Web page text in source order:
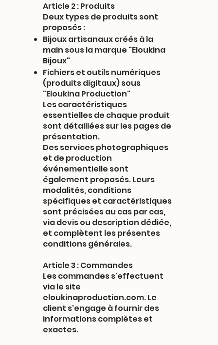
Article 2 : Produits
Deux types de produits sont
proposés :
Bijoux artisanaux créés à la
main sous la marque "Eloukina
Bijoux"
Fichiers et outils numériques
(produits digitaux) sous
"Eloukina Production"
Les caractéristiques
essentielles de chaque produit
sont détaillées sur les pages de
présentation.
Des services photographiques
et de production
événementielle sont
également proposés. Leurs
modalités, conditions
spécifiques et caractéristiques
sont précisées au cas par cas,
via devis ou description dédiée,
et complètent les présentes
conditions générales.
Article 3 : Commandes
Les commandes s'effectuent
via le site
eloukinaproduction.com. Le
client s'engage à fournir des
informations complètes et
exactes.